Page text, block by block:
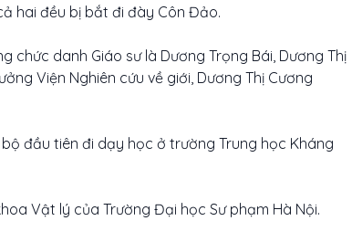
hai đều bị bắt đi đày Côn Đảo.
danh Giáo sư là Dương Trọng Bái, Dương Thị
Viện Nghiên cứu về giới, Dương Thị Cương
đầu tiên đi dạy học ở trường Trung học Kháng
Vật lý của Trường Đại học Sư phạm Hà Nội.